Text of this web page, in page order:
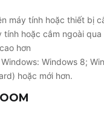
máy tính hoặc thiết bị
hoặc cắm ngoài qua
hơn
Windows 8;
hoặc mới hơn.